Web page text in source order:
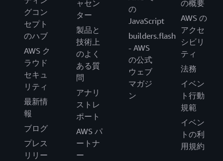
グコン
セプト
のハブ
AWS ク
ラウド
セキュ
リティ
最新情
報
ブログ
プレス
リリー
ャセン
ター
製品と
技術上
のよく
ある質
問
アナリ
ストレ
ポート
AWS パ
ートナ
ー
の
JavaScript
builders.flash
- AWS
の公式
ウェブ
マガジ
ン
の概要
AWS の
アクセ
シビリ
ティ
法務
イベン
ト行動
規範
イベン
トの利
用規約